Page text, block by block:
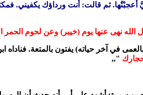
ثم قالت: أنت ورداؤك يكفيني.
الله نهى عنها يوم (خيبر) وعن لحوم الحمر
في آخر حياته) يفتون بالمتعة.
",,